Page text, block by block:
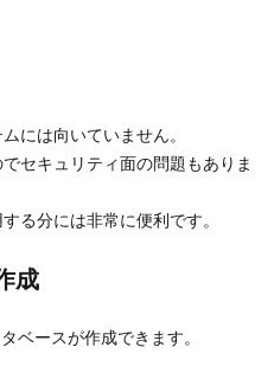
には向いていません。
セキュリティ面の問題もありま
る分には非常に便利です。
成
ベースが作成できます。